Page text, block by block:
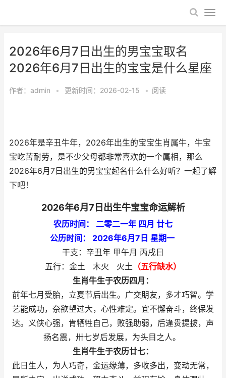
2026年6月7日出生的男宝宝取名
2026年6月7日出生的宝宝是什么星座
作者： admin • 更新时间：2026-02-15 • 阅读
2026年是辛丑牛年，2026年出生的宝宝生肖属牛，牛宝
宝吃苦耐劳，是不少父母都非常喜欢的一个属相，那么
2026年6月7日出生的男宝宝起名什么什么好听？一起了解
下吧！
2026年6月7日出生牛宝宝命运解析
农历时间： 二零二一年 四月 廿七
公历时间： 2026年6月7日 星期一
干支：辛丑年 甲午月 丙戌日
五行：金土 木火 火土 （五行缺水）
生肖牛生于农历四月：
前年七月受胎，立夏节后出生。广交朋友，多才巧智。学
艺能成功，奈欲望过大，心性难定。宜不懈奋斗，终保发
达。义侠心强，肯牺牲自己，败强助弱，后逢贵提拔，声
扬名震，卅七岁后发展，为头目之人。
生肖牛生于农历廿七：
此日生人，为人巧奇，金运缘薄，多收多出，变动无常，